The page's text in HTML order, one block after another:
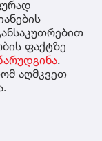
ფაქტზე
.
აღმკვეთ